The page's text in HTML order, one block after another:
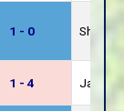
1 - 0 Shelden
1 - 4